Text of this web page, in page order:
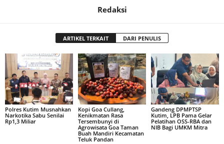
Redaksi
ARTIKEL TERKAIT DARI PENULIS
Polres Kutim Musnahkan
Narkotika Sabu Senilai
Rp1,3 Miliar
Kopi Goa Cullang,
Kenikmatan Rasa
Tersembunyi di
Agrowisata Goa Taman
Buah Mandiri Kecamatan
Teluk Pandan
Gandeng DPMPTSP
Kutim, LPB Pama Gelar
Pelatihan OSS-RBA dan
NIB Bagi UMKM Mitra